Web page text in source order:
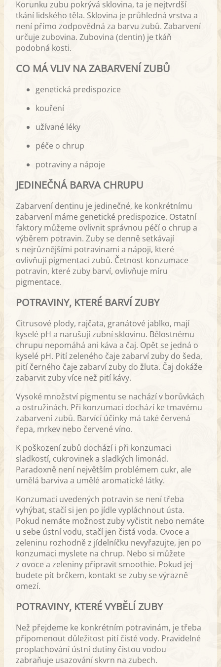
Korunku zubu pokrývá sklovina, ta je nejtvrdší
tkání lidského těla. Sklovina je průhledná vrstva a
není přímo zodpovědná za barvu zubů. Zabarvení
určuje zubovina. Zubovina (dentin) je tkáň
podobná kosti.
CO MÁ VLIV NA ZABARVENÍ ZUBŮ
genetická predispozice
kouření
užívané léky
péče o chrup
potraviny a nápoje
JEDINEČNÁ BARVA CHRUPU
Zabarvení dentinu je jedinečné, ke konkrétnímu
zabarvení máme genetické predispozice. Ostatní
faktory můžeme ovlivnit správnou péčí o chrup a
výběrem potravin. Zuby se denně setkávají
s nejrůznějšími potravinami a nápoji, které
ovlivňují pigmentaci zubů. Četnost konzumace
potravin, které zuby barví, ovlivňuje míru
pigmentace.
POTRAVINY, KTERÉ BARVÍ ZUBY
Citrusové plody, rajčata, granátové jablko, mají
kyselé pH a narušují zubní sklovinu. Bělostnému
chrupu nepomáhá ani káva a čaj. Opět se jedná o
kyselé pH. Pití zeleného čaje zabarví zuby do šeda,
pití černého čaje zabarví zuby do žluta. Čaj dokáže
zabarvit zuby více než pití kávy.
Vysoké množství pigmentu se nachází v borůvkách
a ostružinách. Při konzumaci dochází ke tmavému
zabarvení zubů. Barvící účinky má také červená
řepa, mrkev nebo červené víno.
K poškození zubů dochází i při konzumaci
sladkostí, cukrovinek a sladkých limonád.
Paradoxně není největším problémem cukr, ale
umělá barviva a umělé aromatické látky.
Konzumaci uvedených potravin se není třeba
vyhýbat, stačí si jen po jídle vypláchnout ústa.
Pokud nemáte možnost zuby vyčistit nebo nemáte
u sebe ústní vodu, stačí jen čistá voda. Ovoce a
zeleninu rozhodně z jídelníčku nevyřazujte, jen po
konzumaci myslete na chrup. Nebo si můžete
z ovoce a zeleniny připravit smoothie. Pokud jej
budete pít brčkem, kontakt se zuby se výrazně
omezí.
POTRAVINY, KTERÉ VYBĚLÍ ZUBY
Než přejdeme ke konkrétním potravinám, je třeba
připomenout důležitost pití čisté vody. Pravidelné
proplachování ústní dutiny čistou vodou
zabraňuje usazování skvrn na zubech.